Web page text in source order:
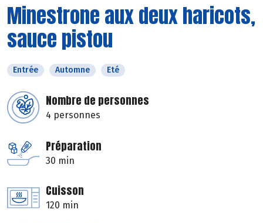
Minestrone aux deux haricots,
sauce pistou
Entrée Automne Eté
Nombre de personnes
4 personnes
Préparation
30 min
Cuisson
120 min